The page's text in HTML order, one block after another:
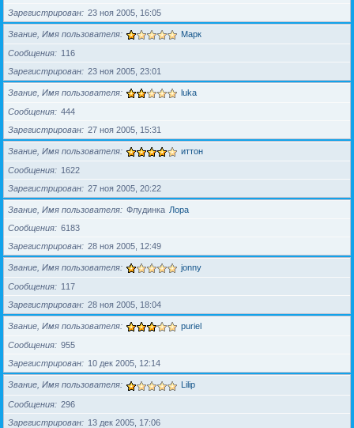
Зарегистрирован
23 ноя 2005, 16:05
Звание, Имя пользователя Марк
Сообщения
116
Зарегистрирован
23 ноя 2005, 23:01
Звание, Имя пользователя luka
Сообщения
444
Зарегистрирован
27 ноя 2005, 15:31
Звание, Имя пользователя иттон
Сообщения
1622
Зарегистрирован
27 ноя 2005, 20:22
Звание, Имя пользователя Флудинка Лора
Сообщения
6183
Зарегистрирован
28 ноя 2005, 12:49
Звание, Имя пользователя jonny
Сообщения
117
Зарегистрирован
28 ноя 2005, 18:04
Звание, Имя пользователя puriel
Сообщения
955
Зарегистрирован
10 дек 2005, 12:14
Звание, Имя пользователя Lilip
Сообщения
296
Зарегистрирован
13 дек 2005, 17:06